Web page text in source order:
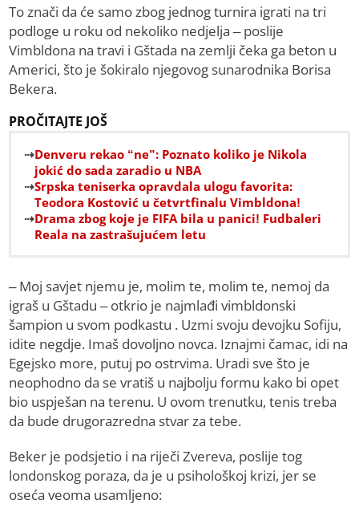
To znači da će samo zbog jednog turnira igrati na tri
podloge u roku od nekoliko nedjelja – poslije
Vimbldona na travi i Gštada na zemlji čeka ga beton u
Americi, što je šokiralo njegovog sunarodnika Borisa
Bekera.
PROČITAJTE JOŠ
Denveru rekao “ne”: Poznato koliko je Nikola
jokić do sada zaradio u NBA
Srpska teniserka opravdala ulogu favorita:
Teodora Kostović u četvrtfinalu Vimbldona!
Drama zbog koje je FIFA bila u panici! Fudbaleri
Reala na zastrašujućem letu
– Moj savjet njemu je, molim te, molim te, nemoj da
igraš u Gštadu – otkrio je najmlađi vimbldonski
šampion u svom podkastu . Uzmi svoju devojku Sofiju,
idite negdje. Imaš dovoljno novca. Iznajmi čamac, idi na
Egejsko more, putuj po ostrvima. Uradi sve što je
neophodno da se vratiš u najbolju formu kako bi opet
bio uspješan na terenu. U ovom trenutku, tenis treba
da bude drugorazredna stvar za tebe.
Beker je podsjetio i na riječi Zvereva, poslije tog
londonskog poraza, da je u psihološkoj krizi, jer se
oseća veoma usamljeno: